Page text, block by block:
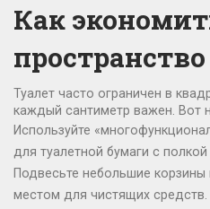
Как
Туалет часто ограничен в
каждый сантиметр важен. Вот
Используйте
для туалетной бумаги с
Подвесьте небольшие корзины
местом для чистящих средств.